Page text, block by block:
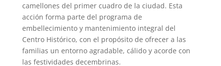
camellones del primer cuadro de la ciudad. Esta
acción forma parte del programa de
embellecimiento y mantenimiento integral del
Centro Histórico, con el propósito de ofrecer a las
familias un entorno agradable, cálido y acorde con
las festividades decembrinas.